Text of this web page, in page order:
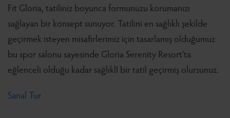
Fit Gloria, tatiliniz boyunca formunuzu korumanızı
sağlayan bir konsept sunuyor. Tatilini en sağlıklı şekilde
geçirmek isteyen misafirlerimiz için tasarlamış olduğumuz
bu spor salonu sayesinde Gloria Serenity Resort'ta
eğlenceli olduğu kadar sağlıklI bir tatil geçirmiş olursunuz.
Sanal Tur